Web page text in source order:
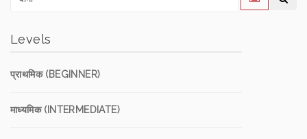
Levels
प्राथमिक (BEGINNER)
माध्यमिक (INTERMEDIATE)